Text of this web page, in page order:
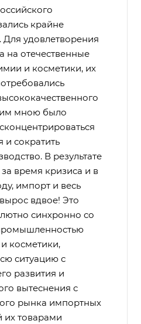
крайне
удовлетворения
на отечественные
и косметики, их
мною было
и сократить
В результате
время кризиса и в
импорт и весь
вдвое! Это
синхронно со
косметики,
ситуацию с
развития и
вытеснения с
рынка импортных
их товарами